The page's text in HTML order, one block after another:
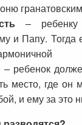
–
и Папу. Тогда
– ребенок
место, где он
и ему за это